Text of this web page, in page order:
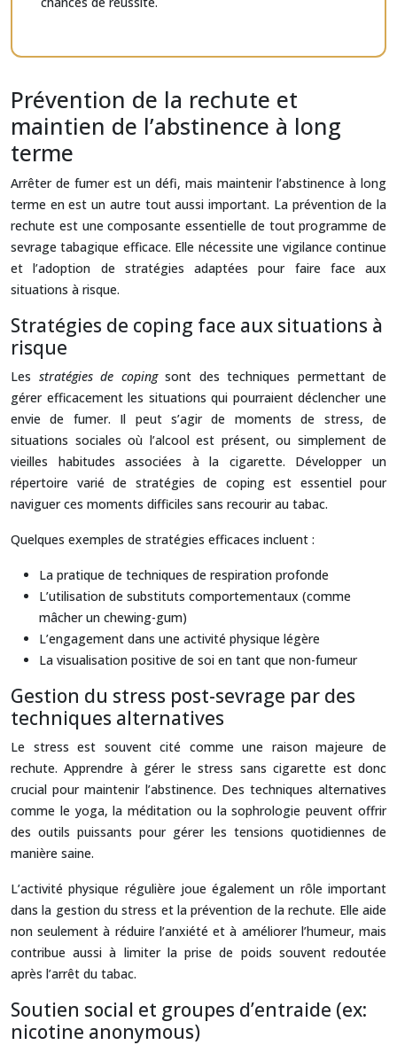
Prévention de la rechute et
maintien de l’abstinence à long
terme
Arrêter de fumer est un défi, mais maintenir l’abstinence à long
terme en est un autre tout aussi important. La prévention de la
rechute est une composante essentielle de tout programme de
sevrage tabagique efficace. Elle nécessite une vigilance continue
et l’adoption de stratégies adaptées pour faire face aux
situations à risque.
Stratégies de coping face aux situations à
risque
Les stratégies de coping sont des techniques permettant de
gérer efficacement les situations qui pourraient déclencher une
envie de fumer. Il peut s’agir de moments de stress, de
situations sociales où l’alcool est présent, ou simplement de
vieilles habitudes associées à la cigarette. Développer un
répertoire varié de stratégies de coping est essentiel pour
naviguer ces moments difficiles sans recourir au tabac.
Quelques exemples de stratégies efficaces incluent :
La pratique de techniques de respiration profonde
L’utilisation de substituts comportementaux (comme
mâcher un chewing-gum)
L’engagement dans une activité physique légère
La visualisation positive de soi en tant que non-fumeur
Gestion du stress post-sevrage par des
techniques alternatives
Le stress est souvent cité comme une raison majeure de
rechute. Apprendre à gérer le stress sans cigarette est donc
crucial pour maintenir l’abstinence. Des techniques alternatives
comme le yoga, la méditation ou la sophrologie peuvent offrir
des outils puissants pour gérer les tensions quotidiennes de
manière saine.
L’activité physique régulière joue également un rôle important
dans la gestion du stress et la prévention de la rechute. Elle aide
non seulement à réduire l’anxiété et à améliorer l’humeur, mais
contribue aussi à limiter la prise de poids souvent redoutée
après l’arrêt du tabac.
Soutien social et groupes d’entraide (ex:
nicotine anonymous)